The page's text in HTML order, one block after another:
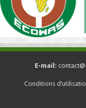
E-mail:
Conditions